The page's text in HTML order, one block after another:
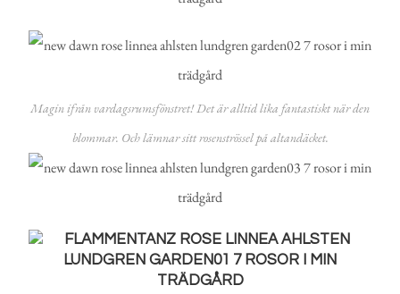
Magin ifrån vardagsrumsfönstret! Det är alltid lika fantastiskt när den
blommar. Och lämnar sitt rosenströssel på altandäcket.